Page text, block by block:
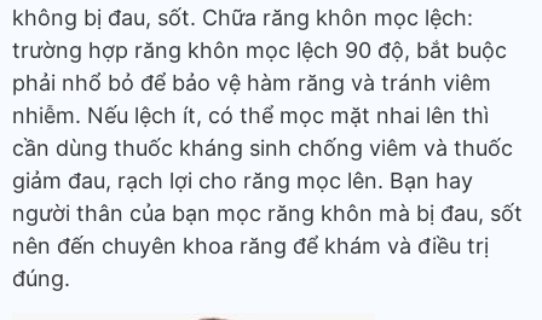
không bị đau, sốt. Chữa răng khôn mọc lệch:
trường hợp răng khôn mọc lệch 90 độ, bắt buộc
phải nhổ bỏ để bảo vệ hàm răng và tránh viêm
nhiễm. Nếu lệch ít, có thể mọc mặt nhai lên thì
cần dùng thuốc kháng sinh chống viêm và thuốc
giảm đau, rạch lợi cho răng mọc lên. Bạn hay
người thân của bạn mọc răng khôn mà bị đau, sốt
nên đến chuyên khoa răng để khám và điều trị
đúng.